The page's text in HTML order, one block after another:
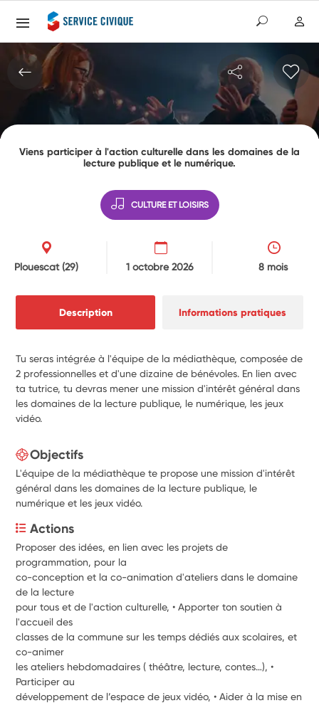
Viens participer à l'action culturelle dans les domaines de la
lecture publique et le numérique.
CULTURE ET LOISIRS
Plouescat(29) 1 octobre 2026 8 mois
Description Informations pratiques
Tu seras intégré.e à l'équipe de la médiathèque, composée de
2 professionnelles et d'une dizaine de bénévoles. En lien avec
ta tutrice, tu devras mener une mission d'intérêt général dans
les domaines de la lecture publique, le numérique, les jeux
vidéo.
Objectifs
L'équipe de la médiathèque te propose une mission d'intérêt
général dans les domaines de la lecture publique, le
numérique et les jeux vidéo.
Actions
Proposer des idées, en lien avec les projets de
programmation, pour la
co-conception et la co-animation d'ateliers dans le domaine
de la lecture
pour tous et de l'action culturelle, • Apporter ton soutien à
l'accueil des
classes de la commune sur les temps dédiés aux scolaires, et
co-animer
les ateliers hebdomadaires ( théâtre, lecture, contes…), •
Participer au
développement de l’espace de jeux vidéo, • Aider à la mise en